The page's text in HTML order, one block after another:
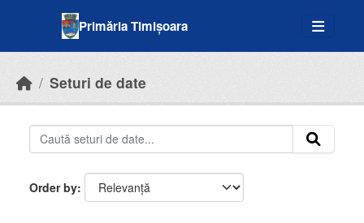
Primăria Timișoara
Seturi de date
Order by